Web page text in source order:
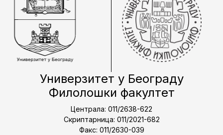
Универзитет у Београду
Филолошки факултет
Централа: 011/2638-622
Скриптарница: 011/2021-682
Факс: 011/2630-039